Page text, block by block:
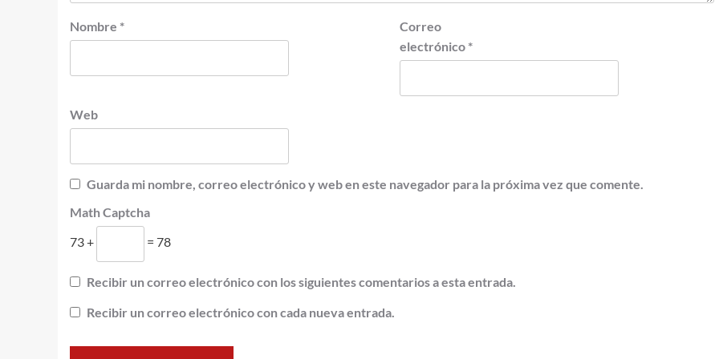
Nombre *
Correo
electrónico *
Web
Guarda mi nombre, correo electrónico y web en este navegador para la próxima vez que comente.
Math Captcha
73 +
= 78
Recibir un correo electrónico con los siguientes comentarios a esta entrada.
Recibir un correo electrónico con cada nueva entrada.